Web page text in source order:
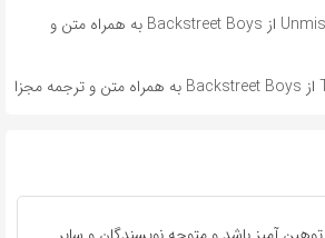
آهنگ انگلیسی Unmistakable از Backstreet Boys به همراه متن و